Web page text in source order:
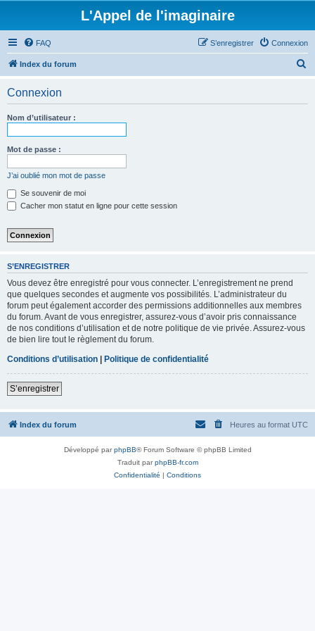
L'Appel de l'imaginaire
FAQ Connexion
S’enregistrer
Index du forum
Connexion
Nom d’utilisateur :
Mot de passe :
J’ai oublié mon mot de passe
Se souvenir de moi
Cacher mon statut en ligne pour cette session
S’ENREGISTRER
Vous devez être enregistré pour vous connecter. L’enregistrement ne prend
que quelques secondes et augmente vos possibilités. L’administrateur du
forum peut également accorder des permissions additionnelles aux membres
du forum. Avant de vous enregistrer, assurez-vous d’avoir pris connaissance
de nos conditions d’utilisation et de notre politique de vie privée. Assurez-vous
de bien lire tout le règlement du forum.
Conditions d’utilisation | Politique de confidentialité
S’enregistrer
Index du forum Heures au format UTC
Développé parphpBB® Forum Software © phpBB Limited
Traduit parphpBB-fr.com
Confidentialité | Conditions